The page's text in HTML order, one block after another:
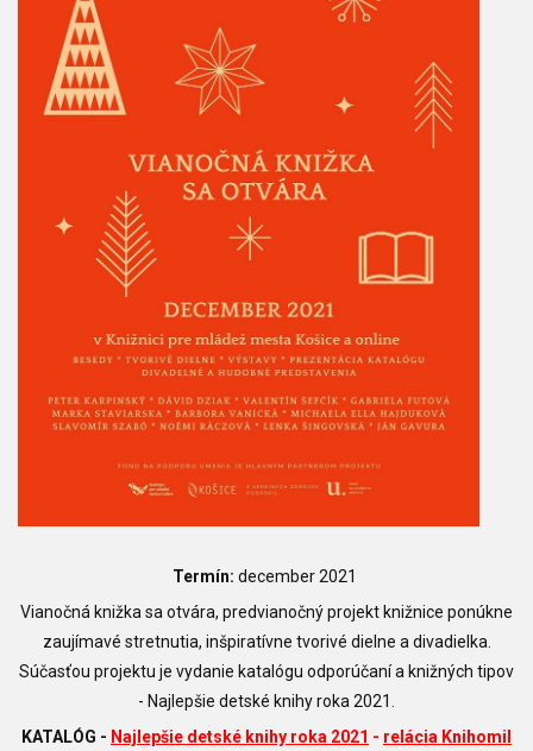
Termín: december 2021
Vianočná knižka sa otvára, predvianočný projekt knižnice ponúkne
zaujímavé stretnutia, inšpiratívne tvorivé dielne a divadielka.
Súčasťou projektu je vydanie katalógu odporúčaní a knižných tipov
- Najlepšie detské knihy roka 2021.
KATALÓG - Najlepšie detské knihy roka 2021 - relácia Knihomil